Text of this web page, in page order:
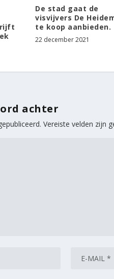
De stad gaat de
visvijvers De
te koop aanbieden.
22 december 2021
achter
Vereiste velden zijn